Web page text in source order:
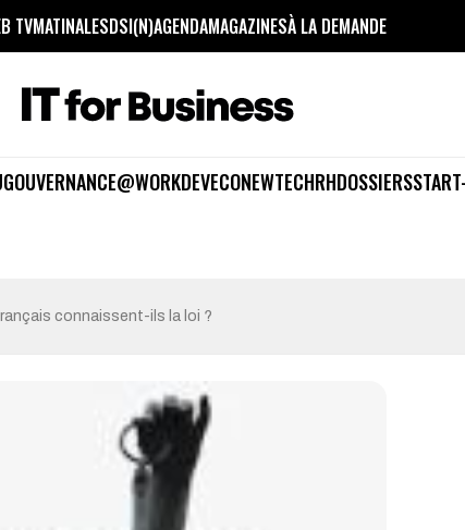
TVMATINALESDSI(N)AGENDAMAGAZINESÀ LA DEMANDE
GOUVERNANCE@WORKDEVECONEWTECHRHDOSSIERS
connaissent-ils la loi ?